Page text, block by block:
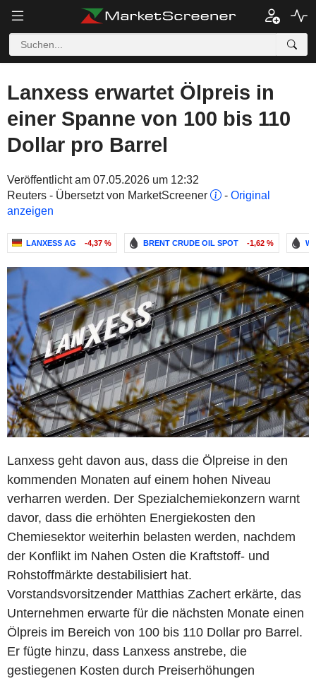
Lanxess erwartet Ölpreis in
einer Spanne von 100 bis 110
Dollar pro Barrel
Veröffentlicht am 07.05.2026 um 12:32
Reuters - Übersetzt von MarketScreener
- Original
anzeigen
LANXESS AG -4,37 % BRENT CRUDE OIL SPOT -1,62 %
Lanxess geht davon aus, dass die Ölpreise in den
kommenden Monaten auf einem hohen Niveau
verharren werden. Der Spezialchemiekonzern warnt
davor, dass die erhöhten Energiekosten den
Chemiesektor weiterhin belasten werden, nachdem
der Konflikt im Nahen Osten die Kraftstoff- und
Rohstoffmärkte destabilisiert hat.
Vorstandsvorsitzender Matthias Zachert erkärte, das
Unternehmen erwarte für die nächsten Monate einen
Ölpreis im Bereich von 100 bis 110 Dollar pro Barrel.
Er fügte hinzu, dass Lanxess anstrebe, die
gestiegenen Kosten durch Preiserhöhungen